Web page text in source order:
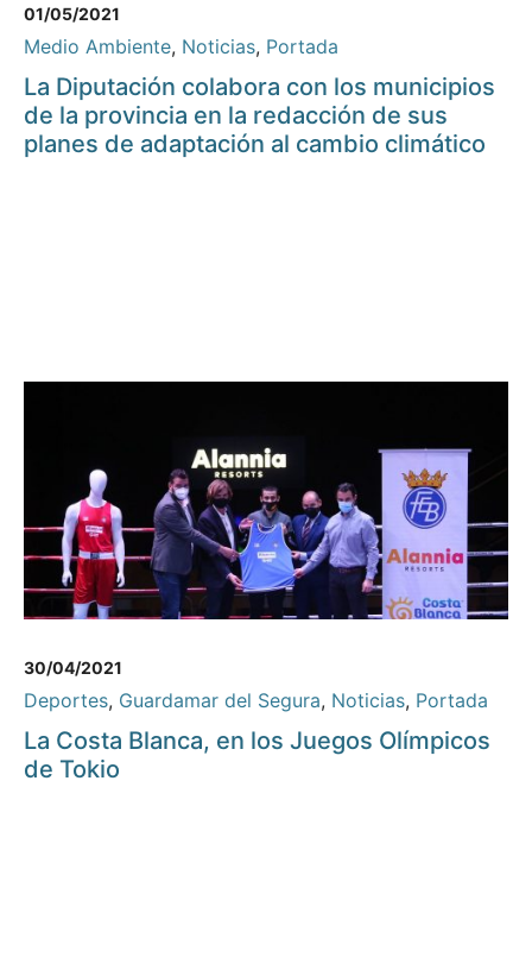
01/05/2021
Medio Ambiente, Noticias, Portada
La Diputación colabora con los municipios
de la provincia en la redacción de sus
planes de adaptación al cambio climático
30/04/2021
Deportes, Guardamar del Segura, Noticias, Portada
La Costa Blanca, en los Juegos Olímpicos
de Tokio